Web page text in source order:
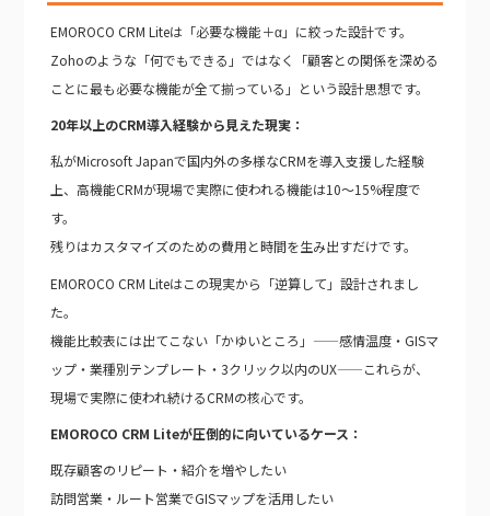
EMOROCO CRM Liteは「必要な機能＋α」に絞った設計です。
Zohoのような「何でもできる」ではなく「顧客との関係を深める
ことに最も必要な機能が全て揃っている」という設計思想です。
20年以上のCRM導入経験から見えた現実：
私がMicrosoft Japanで国内外の多様なCRMを導入支援した経験
上、高機能CRMが現場で実際に使われる機能は10〜15%程度で
す。
残りはカスタマイズのための費用と時間を生み出すだけです。
EMOROCO CRM Liteはこの現実から「逆算して」設計されまし
た。
機能比較表には出てこない「かゆいところ」——感情温度・GISマ
ップ・業種別テンプレート・3クリック以内のUX——これらが、
現場で実際に使われ続けるCRMの核心です。
EMOROCO CRM Liteが圧倒的に向いているケース：
既存顧客のリピート・紹介を増やしたい
訪問営業・ルート営業でGISマップを活用したい